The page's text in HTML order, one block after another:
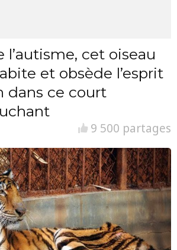
l’autisme, cet oiseau
et obsède l’esprit
dans ce court
9 500 partages